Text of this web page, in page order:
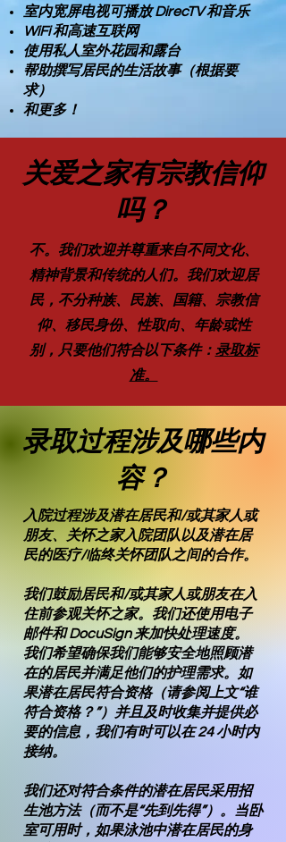
室内宽屏电视可播放 DirecTV 和音乐
WiFi 和高速互联网
使用私人室外花园和露台
帮助撰写居民的生活故事（根据要
求）
和更多！
关爱之家有宗教信仰
吗？
不。我们欢迎并尊重来自不同文化、
精神背景和传统的人们。我们欢迎居
民，不分种族、民族、国籍、宗教信
仰、移民身份、性取向、年龄或性
别，只要他们符合以下条件： 录取标
准。
录取过程涉及哪些内
容？
入院过程涉及潜在居民和/或其家人或
朋友、关怀之家入院团队以及潜在居
民的医疗/临终关怀团队之间的合作。
我们鼓励居民和/或其家人或朋友在入
住前参观关怀之家。我们还使用电子
邮件和 DocuSign 来加快处理速度。
我们希望确保我们能够安全地照顾潜
在的居民并满足他们的护理需求。如
果潜在居民符合资格（请参阅上文“谁
符合资格？”）并且及时收集并提供必
要的信息，我们有时可以在 24 小时内
接纳。
我们还对符合条件的潜在居民采用招
生池方法（而不是“先到先得”）。当卧
室可用时，如果泳池中潜在居民的身